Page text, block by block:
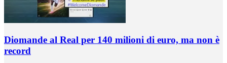
Diomande al Real per 140 milioni di euro, ma non è
record